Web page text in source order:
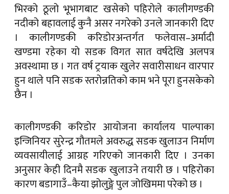
भिरको ठूलो भूभागबाट खसेको पहिरोले कालीगण्डकी
नदीको बहावलाई कुनै असर नगरेको उनले जानकारी दिए
। कालीगण्डकी करिडोरअन्तर्गत फलेवास–अर्मादी
खण्डमा रहेका यो सडक विगत सात वर्षदेखि अलपत्र
अवस्थामा छ । गत वर्ष ट्रयाक खुलेर सवारीसाधन वारपार
हुन थाले पनि सडक स्तरोन्नतिको काम भने पूरा हुनसकेको
छैन ।
कालीगण्डकी करिडोर आयोजना कार्यालय पाल्पाका
इन्जिनियर सुरेन्द्र गौतमले अवरुद्ध सडक खुलाउन निर्माण
व्यवसायीलाई आग्रह गरिएको जानकारी दिए । उनका
अनुसार केही दिनमै सडक खुलाउने तयारी छ । पहिरोका
कारण बडागाउँ–कैया झोलुङ्गे पुल जोखिममा परेको छ ।